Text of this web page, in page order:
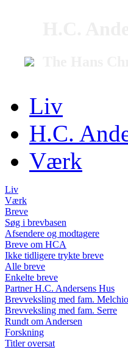
Liv
H.C.
Værk
Liv
Værk
Breve
Søg i brevbasen
Afsendere og modtagere
Breve om HCA
Ikke tidligere trykte breve
Alle breve
Enkelte breve
Partner H.C. Andersens Hus
Brevveksling med fam.
Brevveksling med fam. Serre
Rundt om Andersen
Forskning
Titler oversat